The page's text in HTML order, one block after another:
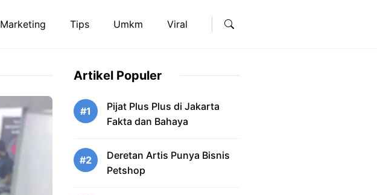
Marketing Tips Umkm Viral
Artikel Populer
#1
Pijat Plus Plus di Jakarta
Fakta dan Bahaya
#2
Deretan Artis Punya Bisnis
Petshop